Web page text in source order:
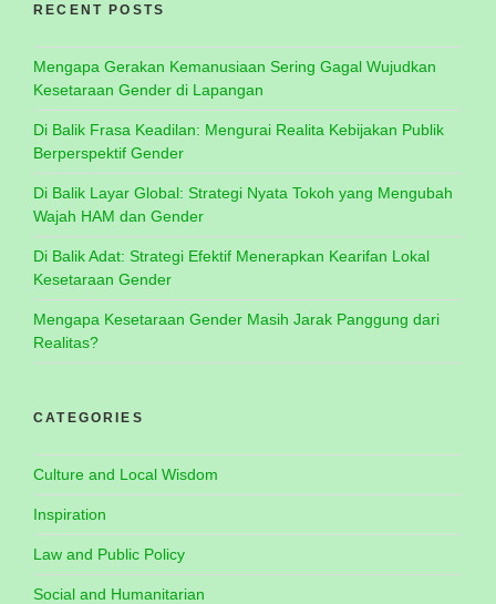
RECENT POSTS
Mengapa Gerakan Kemanusiaan Sering Gagal Wujudkan
Kesetaraan Gender di Lapangan
Di Balik Frasa Keadilan: Mengurai Realita Kebijakan Publik
Berperspektif Gender
Di Balik Layar Global: Strategi Nyata Tokoh yang Mengubah
Wajah HAM dan Gender
Di Balik Adat: Strategi Efektif Menerapkan Kearifan Lokal
Kesetaraan Gender
Mengapa Kesetaraan Gender Masih Jarak Panggung dari
Realitas?
CATEGORIES
Culture and Local Wisdom
Inspiration
Law and Public Policy
Social and Humanitarian